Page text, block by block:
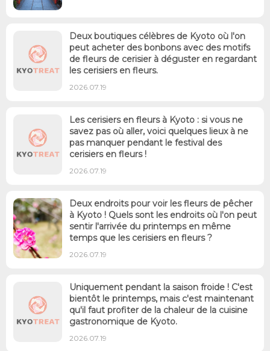
Deux boutiques célèbres de Kyoto où l'on
peut acheter des bonbons avec des motifs
de fleurs de cerisier à déguster en regardant
les cerisiers en fleurs.
2026.07.19
Les cerisiers en fleurs à Kyoto : si vous ne
savez pas où aller, voici quelques lieux à ne
pas manquer pendant le festival des
cerisiers en fleurs !
2026.07.19
Deux endroits pour voir les fleurs de pêcher
à Kyoto ! Quels sont les endroits où l'on peut
sentir l'arrivée du printemps en même
temps que les cerisiers en fleurs ?
2026.07.19
Uniquement pendant la saison froide ! C'est
bientôt le printemps, mais c'est maintenant
qu'il faut profiter de la chaleur de la cuisine
gastronomique de Kyoto.
2026.07.19